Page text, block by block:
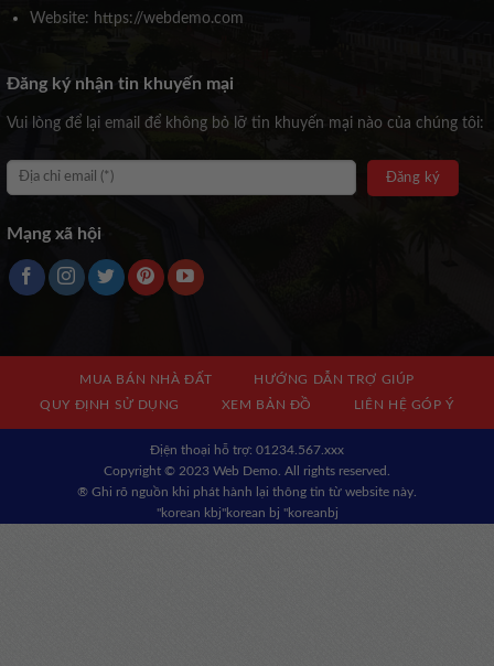
Website: https://webdemo.com
Đăng ký nhận tin khuyến mại
Vui lòng để lại email để không bỏ lỡ tin khuyến mại nào của chúng tôi:
Mạng xã hội
MUA BÁN NHÀ ĐẤT
HƯỚNG DẪN TRỢ GIÚP
QUY ĐỊNH SỬ DỤNG
XEM BẢN ĐỒ LIÊN HỆ GÓP Ý
Địện thoại hỗ trợ: 01234.567.xxx
Copyright © 2023 Web Demo. All rights reserved.
® Ghi rõ nguồn khi phát hành lại thông tin từ website này.
"korean kbj​"korean bj "koreanbj​